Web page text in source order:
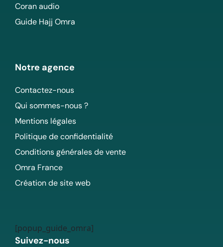
Coran audio
Guide Hajj Omra
Notre agence
Contactez-nous
Qui sommes-nous ?
Mentions légales
Politique de confidentialité
Conditions générales de vente
Omra France
Création de site web
[popup_guide_omra]
Suivez-nous